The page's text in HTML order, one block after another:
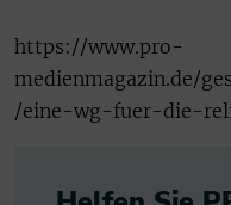
https://www.pro-
medienmagazin.de/
/eine-wg-fuer-die-